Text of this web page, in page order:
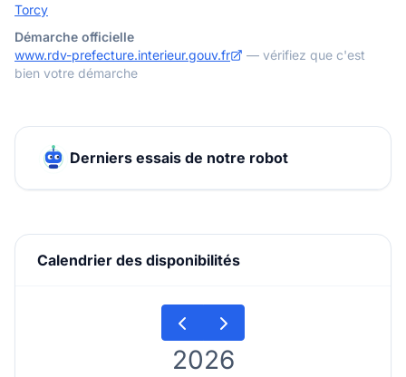
Torcy
Démarche officielle
www.rdv-prefecture.interieur.gouv.fr
— vérifiez que c'est
bien votre démarche
Derniers essais de notre robot
Calendrier des disponibilités
2026